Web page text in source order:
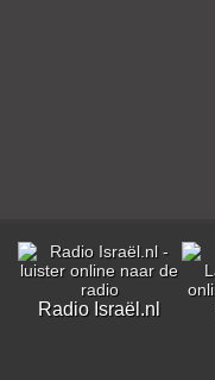
Radio Israël.nl